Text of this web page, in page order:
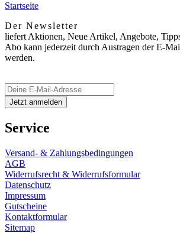
Startseite
Der Newsletter
liefert Aktionen, Neue Artikel, Angebote,
Abo kann jederzeit durch Austragen der E-
werden.
Service
Versand- & Zahlungsbedingungen
AGB
Widerrufsrecht & Widerrufsformular
Datenschutz
Impressum
Gutscheine
Kontaktformular
Sitemap